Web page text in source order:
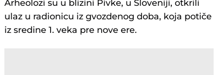
Arheolozi su u blizini Pivke, u Sloveniji, otkrili
ulaz u radionicu iz gvozdenog doba, koja potiče
iz sredine 1. veka pre nove ere.